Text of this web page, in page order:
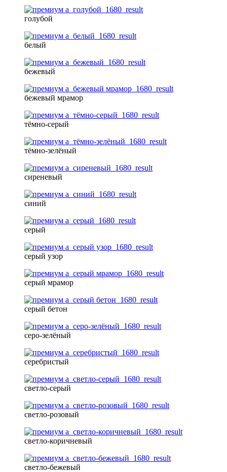
голубой
белый
бежевый
бежевый мрамор
тёмно-серый
тёмно-зелёный
сиреневый
синий
серый
серый узор
серый мрамор
серый бетон
серо-зелёный
серебристый
светло-серый
светло-розовый
светло-коричневый
светло-бежевый